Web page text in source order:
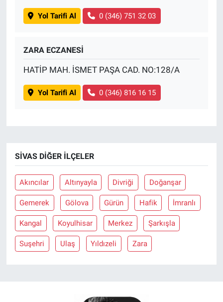
Yol Tarifi Al 0 (346) 751 32 03
ZARA ECZANESİ
HATİP MAH. İSMET PAŞA CAD. NO:128/A
Yol Tarifi Al 0 (346) 816 16 15
SIVAS DIĞER İLÇELER
Akıncılar Altınyayla Divriği Doğanşar
Gemerek Gölova Gürün Hafik İmranlı
Kangal Koyulhisar Merkez Şarkışla
Suşehri Ulaş Yıldızeli Zara